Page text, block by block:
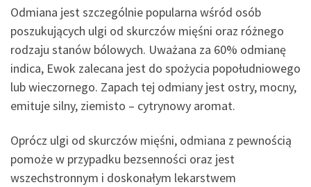
Odmiana jest szczególnie popularna wśród osób
poszukujących ulgi od skurczów mięśni oraz różnego
rodzaju stanów bólowych. Uważana za 60% odmianę
indica, Ewok zalecana jest do spożycia popołudniowego
lub wieczornego. Zapach tej odmiany jest ostry, mocny,
emituje silny, ziemisto – cytrynowy aromat.
Oprócz ulgi od skurczów mięśni, odmiana z pewnością
pomoże w przypadku bezsenności oraz jest
wszechstronnym i doskonałym lekarstwem